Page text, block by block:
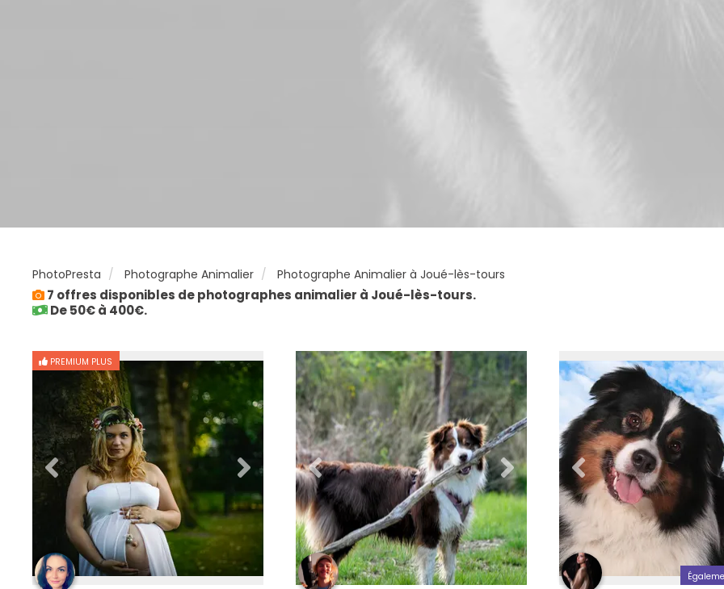
PhotoPresta Photographe Animalier Photographe Animalier à Joué-lès-tours
7 offres disponibles de photographes animalier à Joué-lès-tours.
De 50€ à 400€.
PREMIUM PLUS